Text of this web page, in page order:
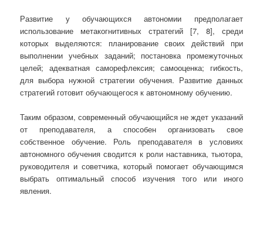
Развитие у обучающихся автономии предполагает
использование метакогнитивных стратегий [7, 8], среди
которых выделяются: планирование своих действий при
выполнении учебных заданий; постановка промежуточных
целей; адекватная саморефлексия; самооценка; гибкость,
для выбора нужной стратегии обучения. Развитие данных
стратегий готовит обучающегося к автономному обучению.
Таким образом, современный обучающийся не ждет указаний
от преподавателя, а способен организовать свое
собственное обучение. Роль преподавателя в условиях
автономного обучения сводится к роли наставника, тьютора,
руководителя и советчика, который помогает обучающимся
выбрать оптимальный способ изучения того или иного
явления.